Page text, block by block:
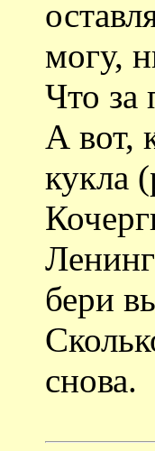
могу,
Что за
А вот,
кукла
бери
снова.